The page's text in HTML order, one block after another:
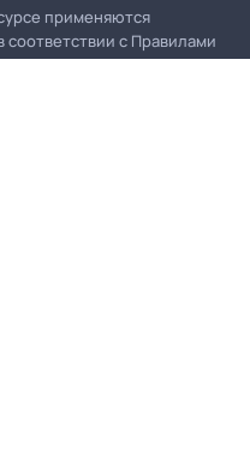
применяются
с Правилами